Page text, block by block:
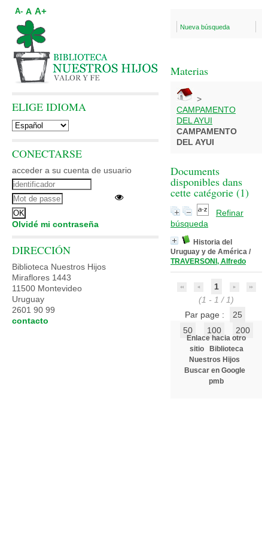
Nueva búsqueda
Materias
>
CAMPAMENTO
DEL AYUI
CAMPAMENTO
DEL AYUI
Documents
disponibles dans
cette catégorie (1)
Refinar
búsqueda
Historia del
Uruguay y de América /
TRAVERSONI, Alfredo
1
(1 - 1 / 1)
Par page :
25
50
100 200
Enlace hacia otro
sitio
Biblioteca
Nuestros Hijos
Buscar en Google
pmb
A- A A+
ELIGE IDIOMA
CONECTARSE
acceder a su cuenta de usuario
Olvidé mi contraseña
DIRECCIÓN
Biblioteca Nuestros Hijos
Miraflores 1443
11500 Montevideo
Uruguay
2601 90 99
contacto